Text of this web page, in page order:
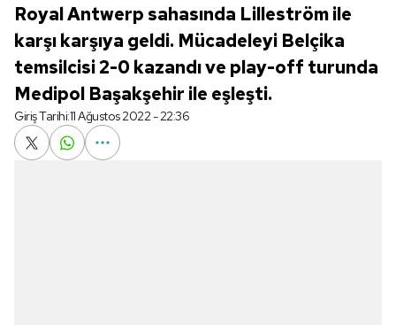
Royal Antwerp sahasında Lilleström ile
karşı karşıya geldi. Mücadeleyi Belçika
temsilcisi 2-0 kazandı ve play-off turunda
Medipol Başakşehir ile eşleşti.
Giriş Tarihi:11 Ağustos 2022 - 22:36